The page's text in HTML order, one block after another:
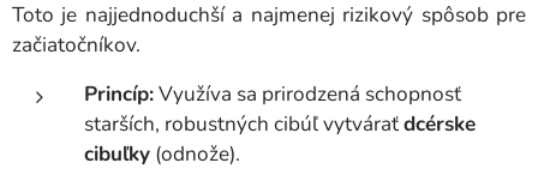
Toto je najjednoduchší a najmenej rizikový spôsob pre
začiatočníkov.
Princíp:Využíva sa prirodzená schopnosť
starších, robustných cibúľ vytváraťdcérske
cibuľky (odnože).